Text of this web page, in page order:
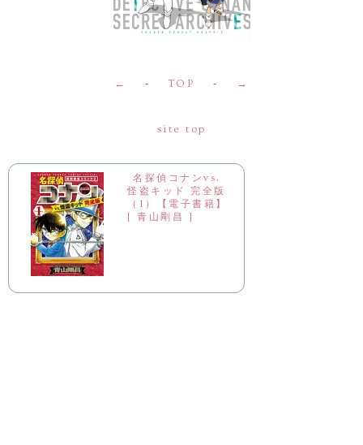
← - TOP - →
site top
名探偵コナンvs.
怪盗キッド 完全版
（1）【電子書籍】
[ 青山剛昌 ]